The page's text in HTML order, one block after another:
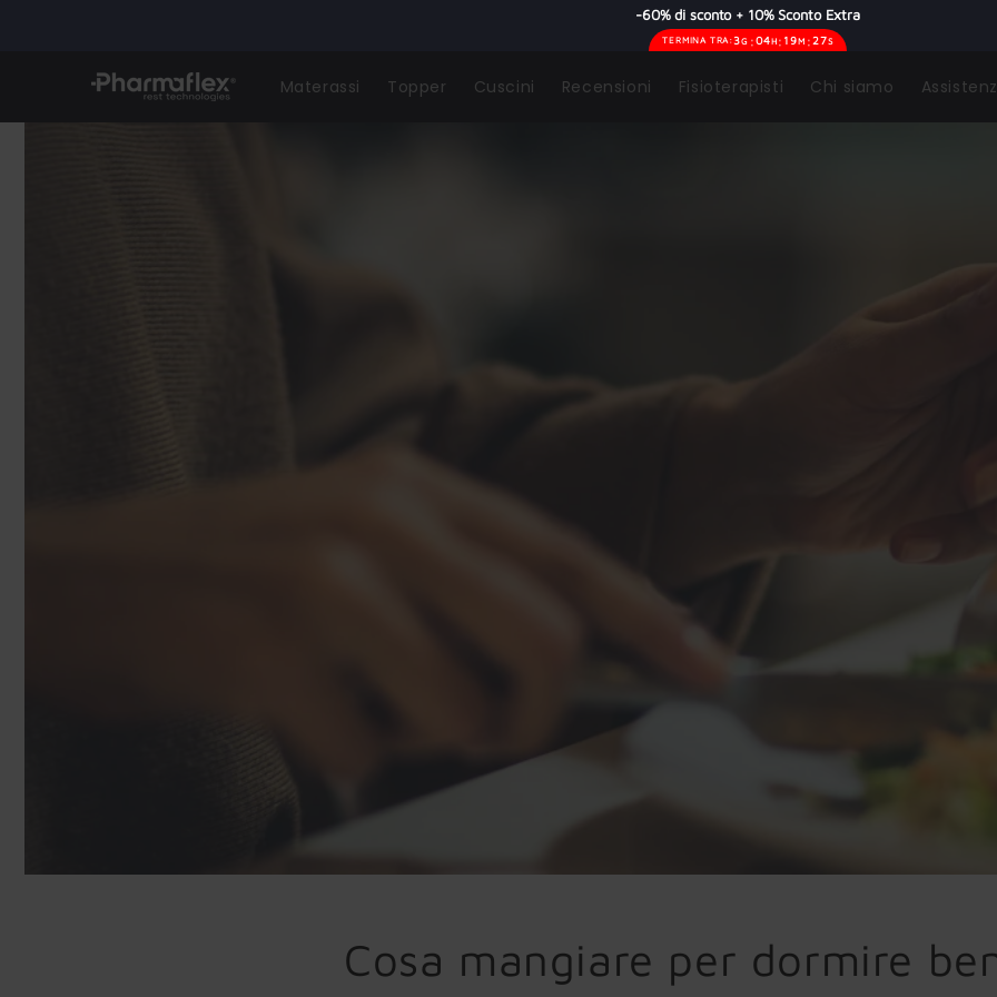
content
-60% di sconto + 10% Sconto Extra
TERMINA TRA:3G :04H : 19M :25S
Materassi Topper Cuscini Recensioni Fisioterapisti Chi siamo
Cosa mangiare per dormire